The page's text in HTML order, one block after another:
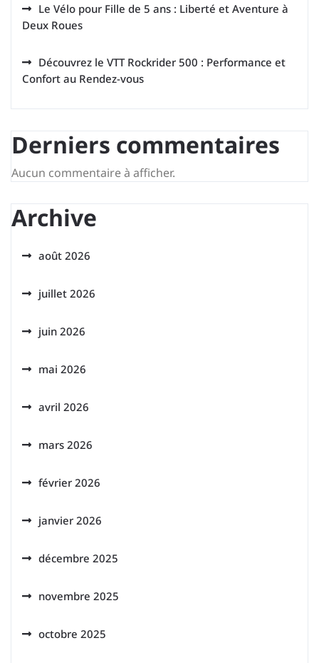
Le Vélo pour Fille de 5 ans : Liberté et Aventure à
Deux Roues
Découvrez le VTT Rockrider 500 : Performance et
Confort au Rendez-vous
Derniers commentaires
Aucun commentaire à afficher.
Archive
août 2026
juillet 2026
juin 2026
mai 2026
avril 2026
mars 2026
février 2026
janvier 2026
décembre 2025
novembre 2025
octobre 2025